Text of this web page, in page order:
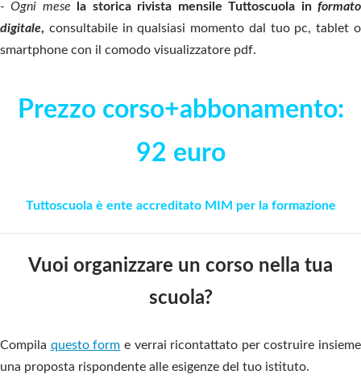
- Ogni mese la storica rivista mensile Tuttoscuola informato
digitale, consultabile in qualsiasi momento dal tuo pc, tablet o
smartphone con il comodo visualizzatore pdf.
Prezzo corso+abbonamento:
92 euro
Tuttoscuola è ente accreditato MIM per la formazione
Vuoi organizzare un corso nella tua
scuola?
Compila questo form e verrai ricontattato per costruire insieme
una proposta rispondente alle esigenze del tuo istituto.